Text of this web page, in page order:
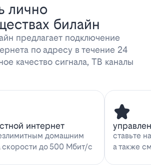
лично
билайн
предлагает подключение
по адресу в течение 24
качество сигнала, ТВ каналы
интернет
домашним
скорости до 500 Мбит/с
ставьте
а также